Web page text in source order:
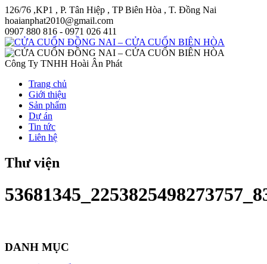
126/76 ,KP1 , P. Tân Hiệp , TP Biên Hòa , T. Đồng Nai
hoaianphat2010@gmail.com
0907 880 816 - 0971 026 411
Công Ty TNHH Hoài Ân Phát
Trang chủ
Giới thiệu
Sản phẩm
Dự án
Tin tức
Liên hệ
Thư viện
DANH MỤC